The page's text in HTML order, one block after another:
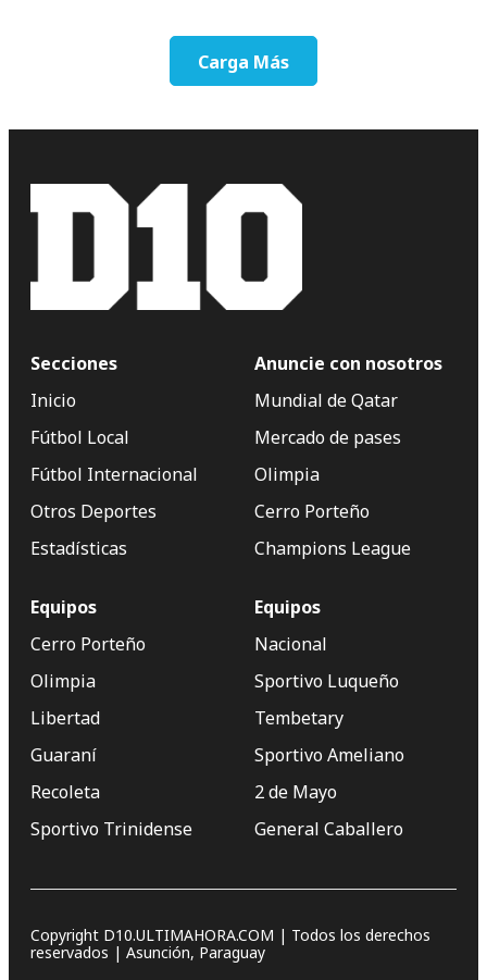
Carga Más
Secciones
Inicio
Fútbol Local
Fútbol Internacional
Otros Deportes
Estadísticas
Anuncie con nosotros
Mundial de Qatar
Mercado de pases
Olimpia
Cerro Porteño
Champions League
Equipos
Cerro Porteño
Olimpia
Libertad
Guaraní
Recoleta
Sportivo Trinidense
Equipos
Nacional
Sportivo Luqueño
Tembetary
Sportivo Ameliano
2 de Mayo
General Caballero
Copyright D10.ULTIMAHORA.COM | Todos los derechos
reservados | Asunción, Paraguay